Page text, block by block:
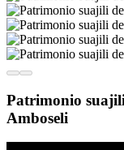
Patrimonio
Amboseli